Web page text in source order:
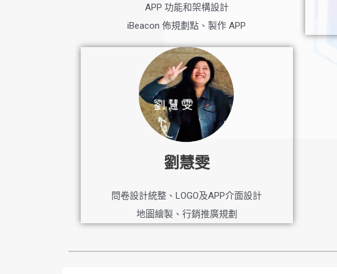
APP 功能和架構設計
iBeacon 佈規劃點、製作 APP
劉慧雯
問卷設計統整、LOGO及APP介面設計
地圖繪製、行銷推廣規劃